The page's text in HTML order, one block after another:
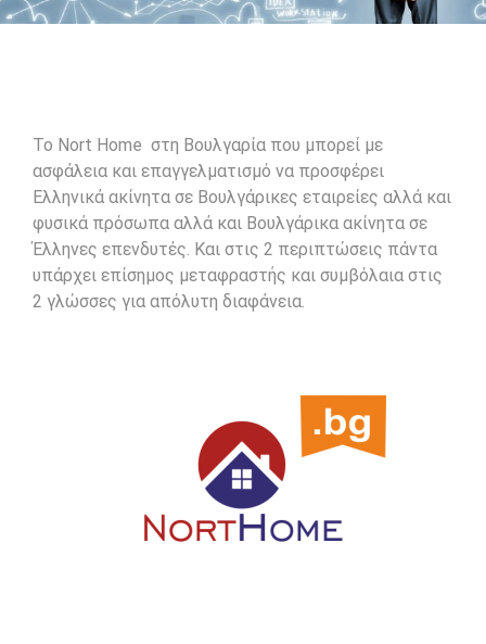
To Nort Home στη Βουλγαρία που μπορεί με
ασφάλεια και επαγγελματισμό να προσφέρει
Ελληνικά ακίνητα σε Βουλγάρικες εταιρείες αλλά και
φυσικά πρόσωπα αλλά και Βουλγάρικα ακίνητα σε
Έλληνες επενδυτές. Και στις 2 περιπτώσεις πάντα
υπάρχει επίσημος μεταφραστής και συμβόλαια στις
2 γλώσσες για απόλυτη διαφάνεια.